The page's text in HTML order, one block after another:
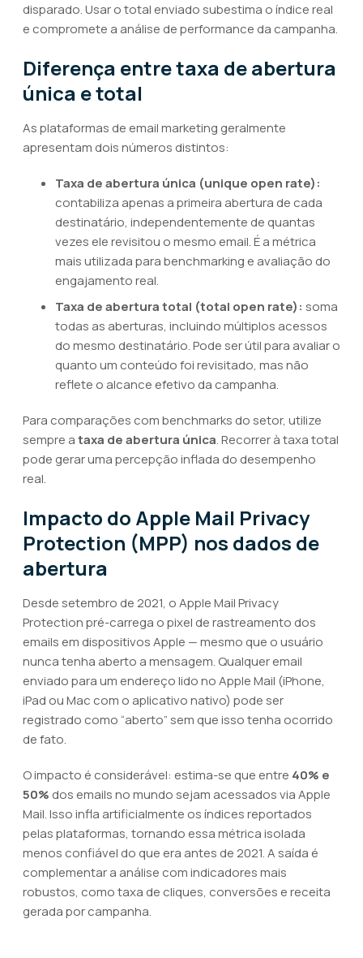
disparado. Usar o total enviado subestima o índice real
e compromete a análise de performance da campanha.
Diferença entre taxa de abertura
única e total
As plataformas de email marketing geralmente
apresentam dois números distintos:
Taxa de abertura única (unique open rate):
contabiliza apenas a primeira abertura de cada
destinatário, independentemente de quantas
vezes ele revisitou o mesmo email. É a métrica
mais utilizada para benchmarking e avaliação do
engajamento real.
Taxa de abertura total (total open rate): soma
todas as aberturas, incluindo múltiplos acessos
do mesmo destinatário. Pode ser útil para avaliar o
quanto um conteúdo foi revisitado, mas não
reflete o alcance efetivo da campanha.
Para comparações com benchmarks do setor, utilize
sempre ataxa de abertura única. Recorrer à taxa total
pode gerar uma percepção inflada do desempenho
real.
Impacto do Apple Mail Privacy
Protection (MPP) nos dados de
abertura
Desde setembro de 2021, o Apple Mail Privacy
Protection pré-carrega o pixel de rastreamento dos
emails em dispositivos Apple — mesmo que o usuário
nunca tenha aberto a mensagem. Qualquer email
enviado para um endereço lido no Apple Mail (iPhone,
iPad ou Mac com o aplicativo nativo) pode ser
registrado como “aberto” sem que isso tenha ocorrido
de fato.
O impacto é considerável: estima-se que entre 40% e
50% dos emails no mundo sejam acessados via Apple
Mail. Isso infla artificialmente os índices reportados
pelas plataformas, tornando essa métrica isolada
menos confiável do que era antes de 2021. A saída é
complementar a análise com indicadores mais
robustos, como taxa de cliques, conversões e receita
gerada por campanha.